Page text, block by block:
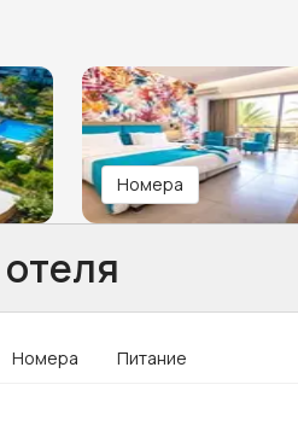
Номера
Номера Питание